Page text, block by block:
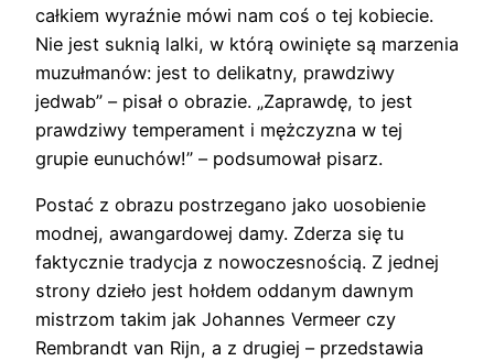
całkiem wyraźnie mówi nam coś o tej kobiecie.
Nie jest suknią lalki, w którą owinięte są marzenia
muzułmanów: jest to delikatny, prawdziwy
jedwab” – pisał o obrazie. „Zaprawdę, to jest
prawdziwy temperament i mężczyzna w tej
grupie eunuchów!” – podsumował pisarz.
Postać z obrazu postrzegano jako uosobienie
modnej, awangardowej damy. Zderza się tu
faktycznie tradycja z nowoczesnością. Z jednej
strony dzieło jest hołdem oddanym dawnym
mistrzom takim jak Johannes Vermeer czy
Rembrandt van Rijn, a z drugiej – przedstawia